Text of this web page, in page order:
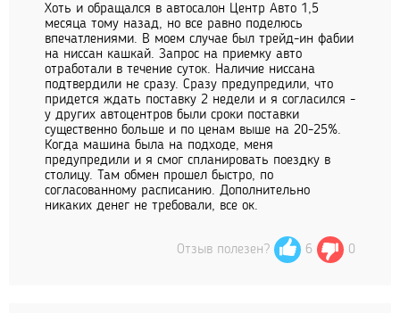
Хоть и обращался в автосалон Центр Авто 1,5
месяца тому назад, но все равно поделюсь
впечатлениями. В моем случае был трейд-ин фабии
на ниссан кашкай. Запрос на приемку авто
отработали в течение суток. Наличие ниссана
подтвердили не сразу. Сразу предупредили, что
придется ждать поставку 2 недели и я согласился -
у других автоцентров были сроки поставки
существенно больше и по ценам выше на 20-25%.
Когда машина была на подходе, меня
предупредили и я смог спланировать поездку в
столицу. Там обмен прошел быстро, по
согласованному расписанию. Дополнительно
никаких денег не требовали, все ок.
Отзыв полезен? 6 0